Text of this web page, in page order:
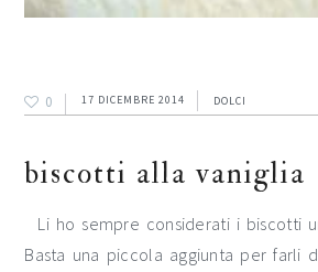
0 17 DICEMBRE 2014 DOLCI
biscotti alla vaniglia
Li ho sempre considerati i biscotti
Basta una piccola aggiunta per farli